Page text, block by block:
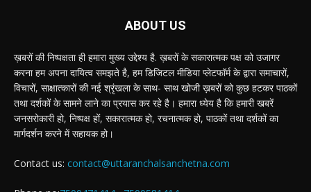
ABOUT US
ख़बरों की निष्पक्षता ही हमारा मुख्य उद्देश्य है. ख़बरों के सकारात्मक पक्ष को उजागर
करना हम अपना दायित्व समझते है, हम डिजिटल मीडिया प्लेटफॉर्म के द्वारा समाचारों,
विचारों, साक्षात्कारों की नई श्रृंखला के साथ- साथ खोजी ख़बरों को कुछ हटकर पाठकों
तथा दर्शकों के सामने लाने का प्रयास कर रहे है। हमारा ध्येय है कि हमारी खबरें
जनसरोकारी हो, निष्पक्ष हों, सकारात्मक हो, रचनात्मक हो, पाठकों तथा दर्शकों का
मार्गदर्शन करने में सहायक हो।
Contact us: contact@uttaranchalsanchetna.com